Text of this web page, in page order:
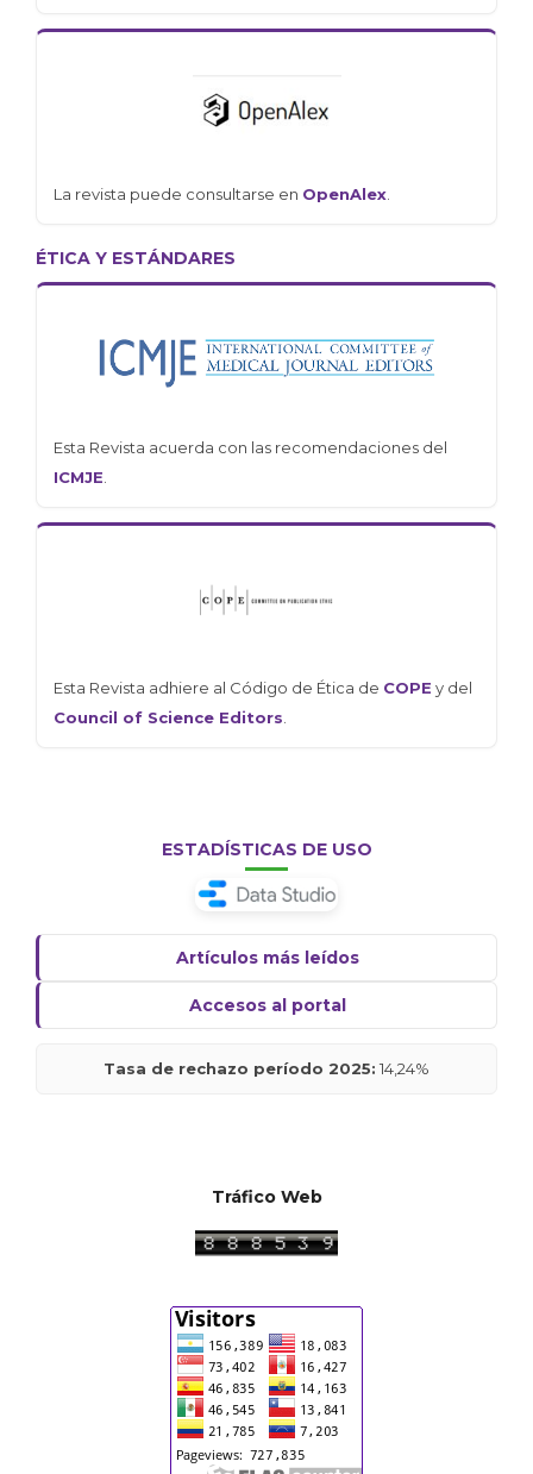
La revista puede consultarse en OpenAlex.
ÉTICA Y ESTÁNDARES
Esta Revista acuerda con las recomendaciones del
ICMJE.
Esta Revista adhiere al Código de Ética de COPE y del
Council of Science Editors.
ESTADÍSTICAS DE USO
Artículos más leídos
Accesos al portal
Tasa de rechazo período 2025: 14,24%
Tráfico Web